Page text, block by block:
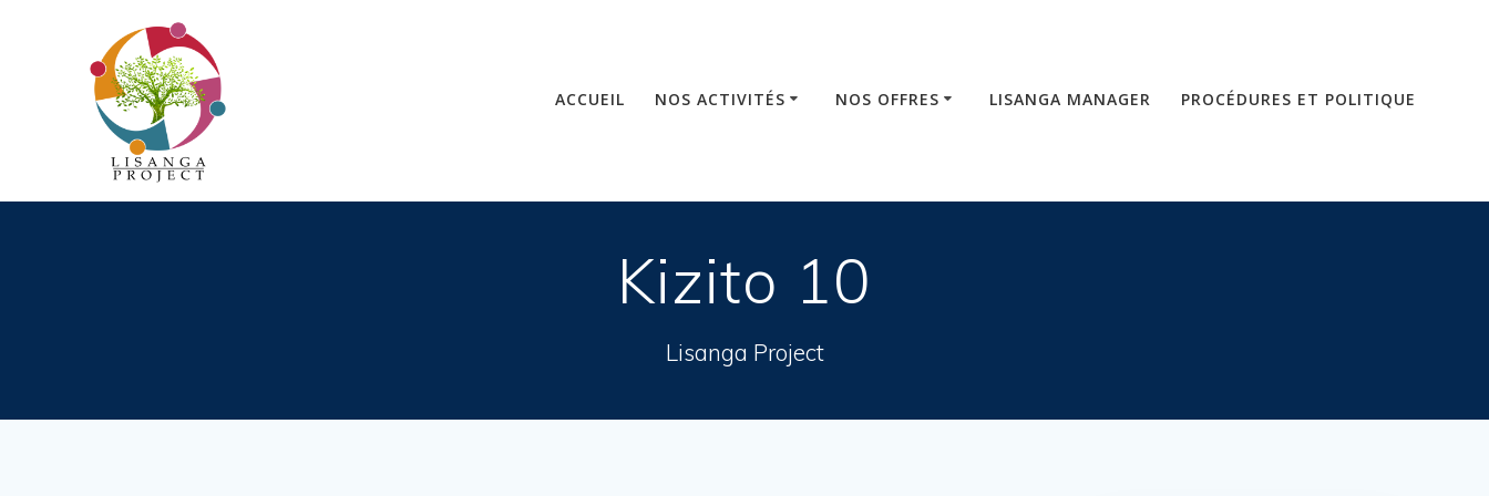
ACCUEIL NOS ACTIVITÉS NOS OFFRES LISANGA MANAGER PROCÉDURES ET POLITIQUE
Kizito 10
Lisanga Project